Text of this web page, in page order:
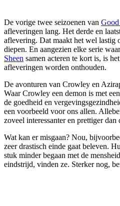
De vorige twee seizoenen van
afleveringen lang. Het derde en
aflevering. Dat maakt het wel lastig
diepen. En aangezien elke serie
Sheen samen acteren te kort is, is
afleveringen worden onthouden.
De avonturen van Crowley en
Waar Crowley een demon is met
de goedheid en
een voorbeeld voor ons allen.
zoveel interessanter en prettiger
Wat kan er misgaan? Nou,
zeer drastisch einde gaat beleven.
stuk minder begaan met de
eindstrijd, vinden ze. Sterker nog,